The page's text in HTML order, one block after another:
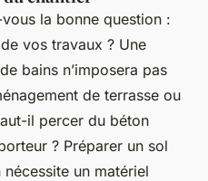
la bonne question :
vos travaux ? Une
bains n’imposera pas
de terrasse ou
il percer du béton
? Préparer un sol
un matériel